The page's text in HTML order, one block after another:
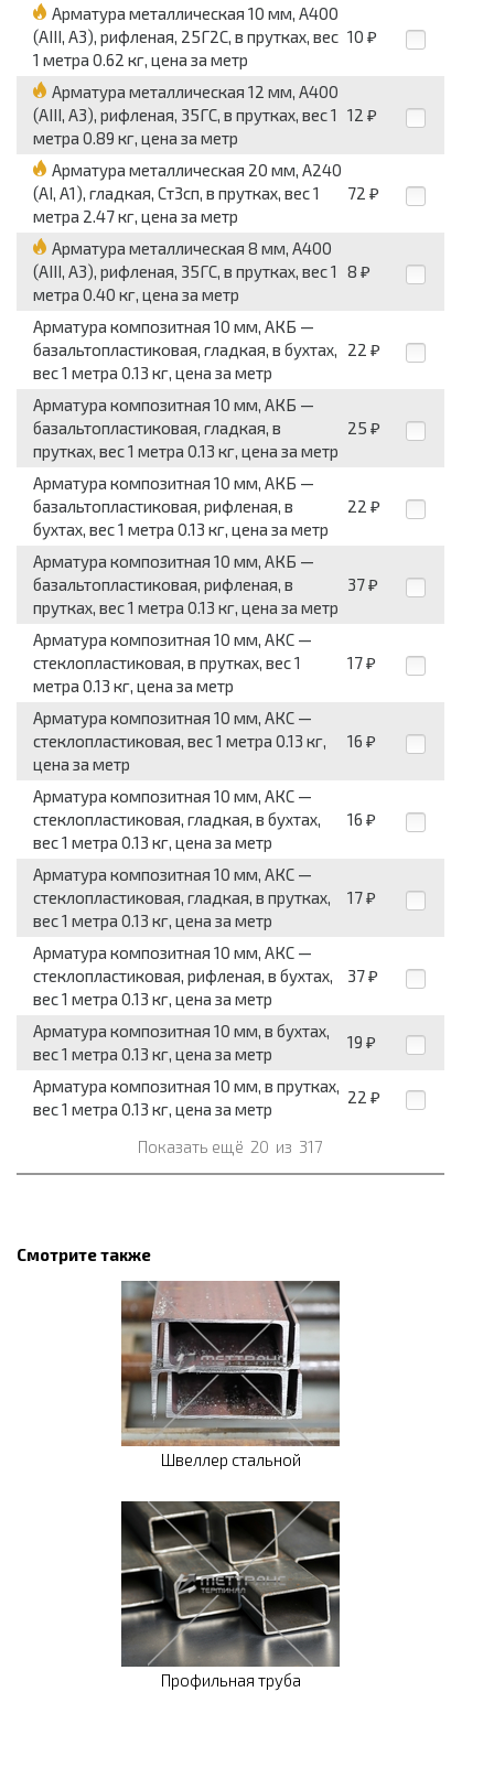
Арматура металлическая 10 мм, А400
(АIII, А3), рифленая, 25Г2С, в прутках, вес
1 метра 0.62 кг, цена за метр
10 ₽
Арматура металлическая 12 мм, А400
(АIII, А3), рифленая, 35ГС, в прутках, вес 1
метра 0.89 кг, цена за метр
12 ₽
Арматура металлическая 20 мм, А240
(АI, А1), гладкая, Ст3сп, в прутках, вес 1
метра 2.47 кг, цена за метр
72 ₽
Арматура металлическая 8 мм, А400
(АIII, А3), рифленая, 35ГС, в прутках, вес 1
метра 0.40 кг, цена за метр
8 ₽
Арматура композитная 10 мм, АКБ —
базальтопластиковая, гладкая, в бухтах,
вес 1 метра 0.13 кг, цена за метр
22 ₽
Арматура композитная 10 мм, АКБ —
базальтопластиковая, гладкая, в
прутках, вес 1 метра 0.13 кг, цена за метр
25 ₽
Арматура композитная 10 мм, АКБ —
базальтопластиковая, рифленая, в
бухтах, вес 1 метра 0.13 кг, цена за метр
22 ₽
Арматура композитная 10 мм, АКБ —
базальтопластиковая, рифленая, в
прутках, вес 1 метра 0.13 кг, цена за метр
37 ₽
Арматура композитная 10 мм, АКС —
стеклопластиковая, в прутках, вес 1
метра 0.13 кг, цена за метр
17 ₽
Арматура композитная 10 мм, АКС —
стеклопластиковая, вес 1 метра 0.13 кг,
цена за метр
16 ₽
Арматура композитная 10 мм, АКС —
стеклопластиковая, гладкая, в бухтах,
вес 1 метра 0.13 кг, цена за метр
16 ₽
Арматура композитная 10 мм, АКС —
стеклопластиковая, гладкая, в прутках,
вес 1 метра 0.13 кг, цена за метр
17 ₽
Арматура композитная 10 мм, АКС —
стеклопластиковая, рифленая, в бухтах,
вес 1 метра 0.13 кг, цена за метр
37 ₽
Арматура композитная 10 мм, в бухтах,
вес 1 метра 0.13 кг, цена за метр
19 ₽
Арматура композитная 10 мм, в прутках,
вес 1 метра 0.13 кг, цена за метр
22 ₽
Показать ещё 20 из 317
Смотрите также
Швеллер стальной
Профильная труба